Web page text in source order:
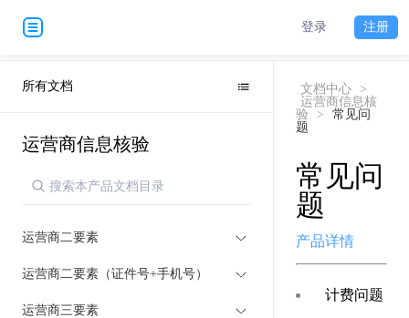
登录 注册
所有文档
运营商信息核验
运营商二要素
运营商二要素（证件号+手机号）
运营商三要素
文档中心
>
运营商信息核
验
>
常见问
题
常见问
题
产品详情
计费问题